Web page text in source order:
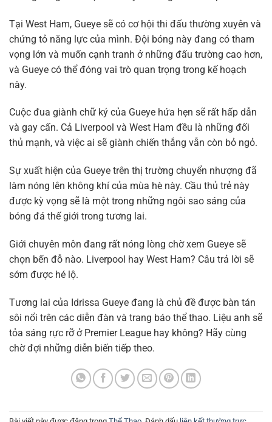
Tại West Ham, Gueye sẽ có cơ hội thi đấu thường xuyên và
chứng tỏ năng lực của mình. Đội bóng này đang có tham
vọng lớn và muốn cạnh tranh ở những đấu trường cao hơn,
và Gueye có thể đóng vai trò quan trọng trong kế hoạch
này.
Cuộc đua giành chữ ký của Gueye hứa hẹn sẽ rất hấp dẫn
và gay cấn. Cả Liverpool và West Ham đều là những đối
thủ mạnh, và việc ai sẽ giành chiến thắng vẫn còn bỏ ngỏ.
Sự xuất hiện của Gueye trên thị trường chuyển nhượng đã
làm nóng lên không khí của mùa hè này. Cầu thủ trẻ này
được kỳ vọng sẽ là một trong những ngôi sao sáng của
bóng đá thế giới trong tương lai.
Giới chuyên môn đang rất nóng lòng chờ xem Gueye sẽ
chọn bến đỗ nào. Liverpool hay West Ham? Câu trả lời sẽ
sớm được hé lộ.
Tương lai của Idrissa Gueye đang là chủ đề được bàn tán
sôi nổi trên các diễn đàn và trang báo thể thao. Liệu anh sẽ
tỏa sáng rực rỡ ở Premier League hay không? Hãy cùng
chờ đợi những diễn biến tiếp theo.